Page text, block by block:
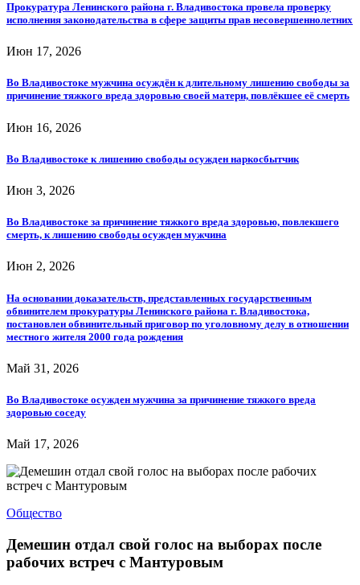
Прокуратура Ленинского района г. Владивостока провела проверку
исполнения законодательства в сфере защиты прав несовершеннолетних
Июн 17, 2026
Во Владивостоке мужчина осуждён к длительному лишению свободы за
причинение тяжкого вреда здоровью своей матери, повлёкшее её смерть
Июн 16, 2026
Во Владивостоке к лишению свободы осужден наркосбытчик
Июн 3, 2026
Во Владивостоке за причинение тяжкого вреда здоровью, повлекшего
смерть, к лишению свободы осужден мужчина
Июн 2, 2026
На основании доказательств, представленных государственным
обвинителем прокуратуры Ленинского района г. Владивостока,
постановлен обвинительный приговор по уголовному делу в отношении
местного жителя 2000 года рождения
Май 31, 2026
Во Владивостоке осужден мужчина за причинение тяжкого вреда
здоровью соседу
Май 17, 2026
Общество
Демешин отдал свой голос на выборах после
рабочих встреч с Мантуровым